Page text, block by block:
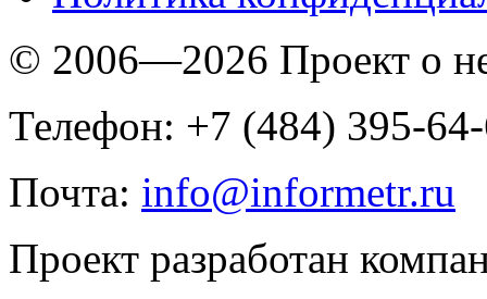
© 2006—2026 Проект о
Телефон: +7 (484) 395-
Почта: info@informetr.ru
Проект разработан